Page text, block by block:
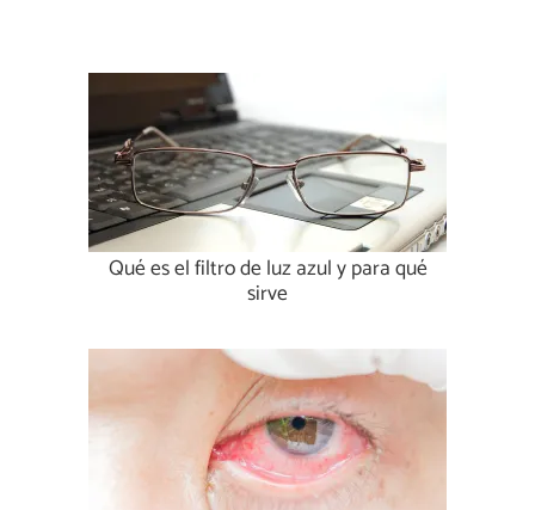
Qué es el filtro de luz azul y para qué
sirve